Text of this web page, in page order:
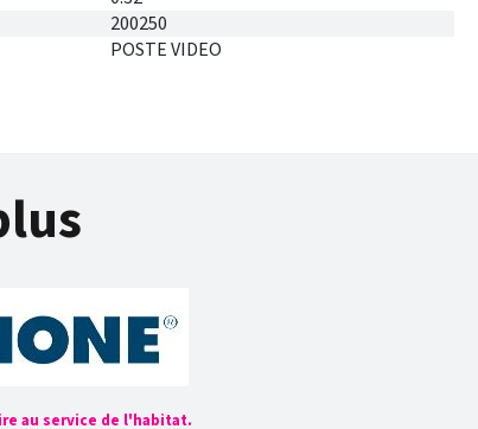
200250
POSTE VIDEO
au service de l'habitat.